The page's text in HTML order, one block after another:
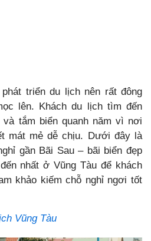
triển du lịch nên rất đông
lên. Khách du lịch tìm đến
tắm biển quanh năm vì nơi
mát mẻ dễ chịu. Dưới đây là
gần Bãi Sau – bãi biển đẹp
nhất ở Vũng Tàu để khách
khảo kiếm chỗ nghỉ ngơi tốt
Vũng Tàu